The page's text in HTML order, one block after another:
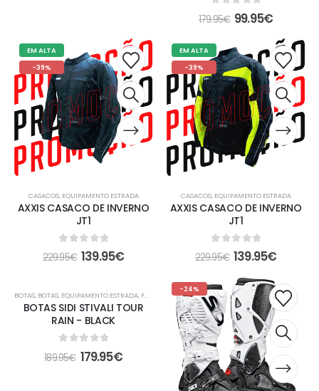
out of 5
179.95€ 99.95€
EM ALTA
-39%
CASACOS, EQUIPAMENTO ESTRADA
AXXIS CASACO DE INVERNO
JT1
out of 5
229.95€ 139.95€
EM ALTA
-39%
CASACOS, EQUIPAMENTO ESTRADA
AXXIS CASACO DE INVERNO
JT1
out of 5
229.95€ 139.95€
BOTAS, BOTAS, EQUIPAMENTO ESTRADA, FORA DE ESTRADA
BOTAS SIDI STIVALI TOUR
RAIN - BLACK
out of 5
189.95€ 179.95€
-24%